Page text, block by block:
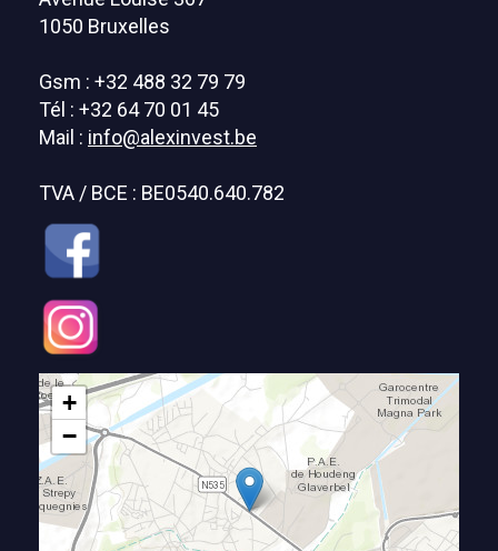
1050 Bruxelles
Gsm : +32 488 32 79 79
Tél : +32 64 70 01 45
Mail : info@alexinvest.be
TVA / BCE : BE0540.640.782
+
−